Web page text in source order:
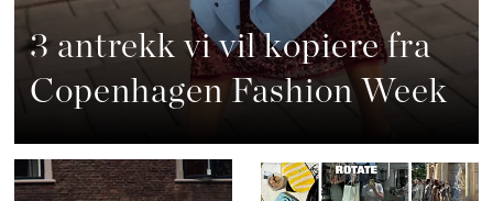
3 antrekk vi vil kopiere fra
Copenhagen Fashion Week